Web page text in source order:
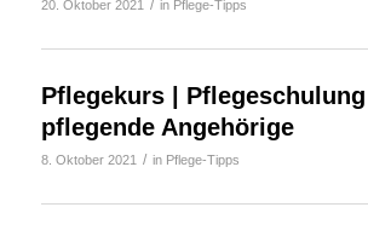
20. Oktober 2021 / in Pflege-Tipps
Pflegekurs |
pflegende Angehörige
8. Oktober 2021 / in Pflege-Tipps